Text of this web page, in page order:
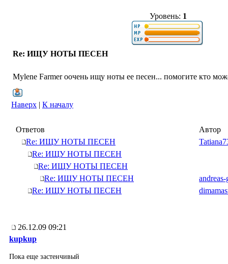
Уровень: 1
Re: ИЩУ НОТЫ ПЕСЕН
Mylene Farmer оочень ищу ноты ее песен... помогите кто
Наверх | К началу
Ответов
Автор
Re: ИЩУ НОТЫ ПЕСЕН
Re: ИЩУ НОТЫ ПЕСЕН
Re: ИЩУ НОТЫ ПЕСЕН
Re: ИЩУ НОТЫ ПЕСЕН
andreas-
Re: ИЩУ НОТЫ ПЕСЕН
26.12.09 09:21
kupkup
Пока еще застенчивый